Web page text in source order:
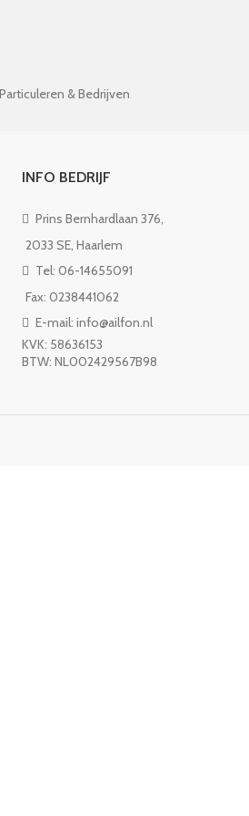
& Bedrijven
INFO BEDRIJF
Prins Bernhardlaan 376,
2033 SE, Haarlem
Tel: 06-14655091
Fax: 0238441062
E-mail: info@ailfon.nl
KVK: 58636153
BTW: NL002429567B98